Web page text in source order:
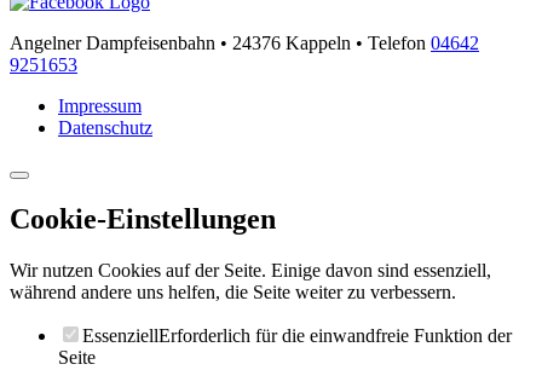
Angelner Dampfeisenbahn • 24376 Kappeln • Telefon 04642
9251653
Impressum
Datenschutz
Cookie-Einstellungen
Wir nutzen Cookies auf der Seite. Einige davon sind essenziell,
während andere uns helfen, die Seite weiter zu verbessern.
EssenziellErforderlich für die einwandfreie Funktion der
Seite